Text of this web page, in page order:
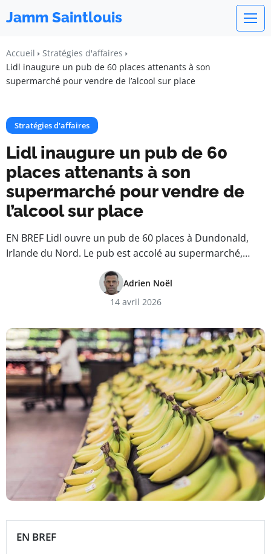
Jamm Saintlouis
Accueil
Stratégies d'affaires
Lidl inaugure un pub de 60 places attenants à son
supermarché pour vendre de l’alcool sur place
Stratégies d'affaires
Lidl inaugure un pub de 60
places attenants à son
supermarché pour vendre de
l’alcool sur place
EN BREF Lidl ouvre un pub de 60 places à Dundonald,
Irlande du Nord. Le pub est accolé au supermarché,…
Adrien Noël
14 avril 2026
EN BREF